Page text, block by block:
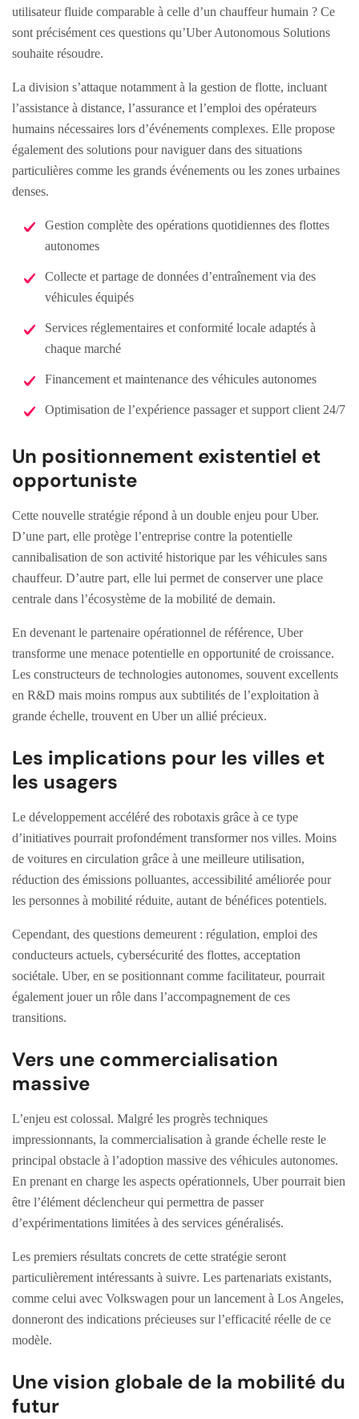
utilisateur fluide comparable à celle d’un chauffeur humain ? Ce
sont précisément ces questions qu’Uber Autonomous Solutions
souhaite résoudre.
La division s’attaque notamment à la gestion de flotte, incluant
l’assistance à distance, l’assurance et l’emploi des opérateurs
humains nécessaires lors d’événements complexes. Elle propose
également des solutions pour naviguer dans des situations
particulières comme les grands événements ou les zones urbaines
denses.
Gestion complète des opérations quotidiennes des flottes
autonomes
Collecte et partage de données d’entraînement via des
véhicules équipés
Services réglementaires et conformité locale adaptés à
chaque marché
Financement et maintenance des véhicules autonomes
Optimisation de l’expérience passager et support client 24/7
Un positionnement existentiel et
opportuniste
Cette nouvelle stratégie répond à un double enjeu pour Uber.
D’une part, elle protège l’entreprise contre la potentielle
cannibalisation de son activité historique par les véhicules sans
chauffeur. D’autre part, elle lui permet de conserver une place
centrale dans l’écosystème de la mobilité de demain.
En devenant le partenaire opérationnel de référence, Uber
transforme une menace potentielle en opportunité de croissance.
Les constructeurs de technologies autonomes, souvent excellents
en R&D mais moins rompus aux subtilités de l’exploitation à
grande échelle, trouvent en Uber un allié précieux.
Les implications pour les villes et
les usagers
Le développement accéléré des robotaxis grâce à ce type
d’initiatives pourrait profondément transformer nos villes. Moins
de voitures en circulation grâce à une meilleure utilisation,
réduction des émissions polluantes, accessibilité améliorée pour
les personnes à mobilité réduite, autant de bénéfices potentiels.
Cependant, des questions demeurent : régulation, emploi des
conducteurs actuels, cybersécurité des flottes, acceptation
sociétale. Uber, en se positionnant comme facilitateur, pourrait
également jouer un rôle dans l’accompagnement de ces
transitions.
Vers une commercialisation
massive
L’enjeu est colossal. Malgré les progrès techniques
impressionnants, la commercialisation à grande échelle reste le
principal obstacle à l’adoption massive des véhicules autonomes.
En prenant en charge les aspects opérationnels, Uber pourrait bien
être l’élément déclencheur qui permettra de passer
d’expérimentations limitées à des services généralisés.
Les premiers résultats concrets de cette stratégie seront
particulièrement intéressants à suivre. Les partenariats existants,
comme celui avec Volkswagen pour un lancement à Los Angeles,
donneront des indications précieuses sur l’efficacité réelle de ce
modèle.
Une vision globale de la mobilité du
futur